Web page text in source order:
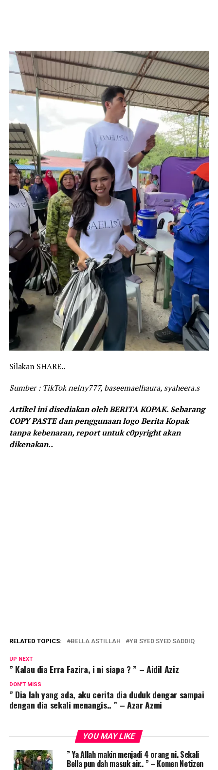
Silakan SHARE..
Sumber : TikTok nelny777, baseemaelhaura, syaheera.s
Artikel ini disediakan oleh BERITA KOPAK. Sebarang
COPY PASTE dan penggunaan logo Berita Kopak
tanpa kebenaran, report untuk c0pyright akan
dikenakan..
RELATED TOPICS: BELLA ASTILLAH YB SYED SYED SADDIQ
UP NEXT
” Kalau dia Erra Fazira, i ni siapa ? ” – Aidil Aziz
DON'T MISS
” Dia lah yang ada, aku cerita dia duduk dengar sampai
dengan dia sekali menangis.. ” – Azar Azmi
YOU MAY LIKE
” Ya Allah makin menjadi 4 orang ni. Sekali
Bella pun dah masuk air.. ” – Komen Netizen